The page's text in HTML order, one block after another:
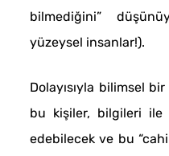
bilmediğini”
yüzeysel insanlar!).
Dolayısıyla bilimsel
bu kişiler, bilgileri
edebilecek ve bu